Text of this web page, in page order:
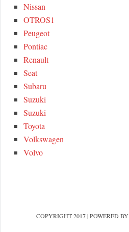
Nissan
OTROS1
Peugeot
Pontiac
Renault
Seat
Subaru
Suzuki
Suzuki
Toyota
Volkswagen
Volvo
COPYRIGHT 2017 | POWERED BY